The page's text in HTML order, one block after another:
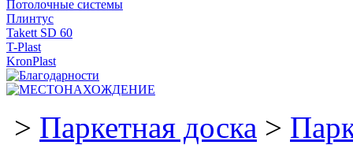
Потолочные системы
Плинтус
Takett SD 60
T-Plast
KronPlast
> Паркетная доска >